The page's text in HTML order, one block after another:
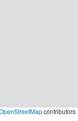
contributors